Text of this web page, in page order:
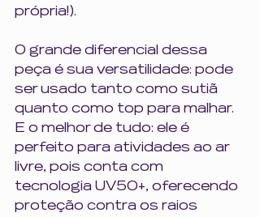
própria!).
O grande diferencial dessa
peça é sua versatilidade: pode
ser usado tanto como sutiã
quanto como top para malhar.
E o melhor de tudo: ele é
perfeito para atividades ao ar
livre, pois conta com
tecnologia UV50+, oferecendo
proteção contra os raios